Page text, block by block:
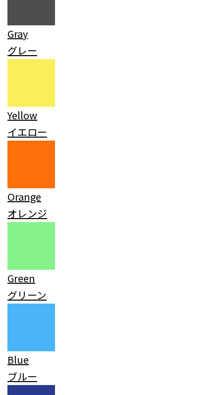
Gray
グレー
Yellow
イエロー
Orange
オレンジ
Green
グリーン
Blue
ブルー